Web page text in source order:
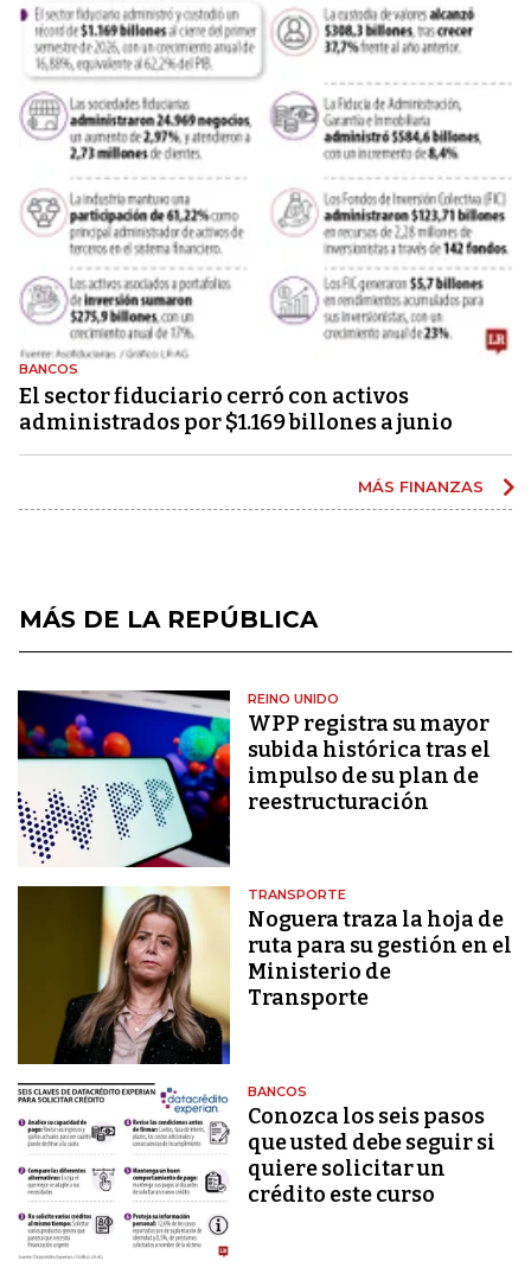
BANCOS
El sector fiduciario cerró con activos
administrados por $1.169 billones a junio
MÁS FINANZAS
MÁS DE LA REPÚBLICA
REINO UNIDO
WPP registra su mayor
subida histórica tras el
impulso de su plan de
reestructuración
TRANSPORTE
Noguera traza la hoja de
ruta para su gestión en el
Ministerio de
Transporte
BANCOS
Conozca los seis pasos
que usted debe seguir si
quiere solicitar un
crédito este curso